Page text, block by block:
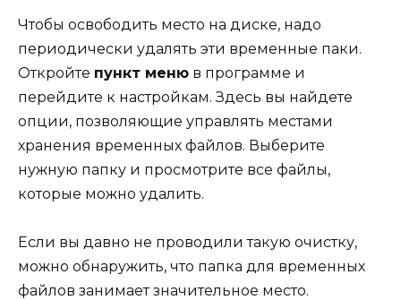
Чтобы освободить место на диске, надо
периодически удалять эти временные паки.
Откройте пункт меню в программе и
перейдите к настройкам. Здесь вы найдете
опции, позволяющие управлять местами
хранения временных файлов. Выберите
нужную папку и просмотрите все файлы,
которые можно удалить.
Если вы давно не проводили такую очистку,
можно обнаружить, что папка для временных
файлов занимает значительное место.